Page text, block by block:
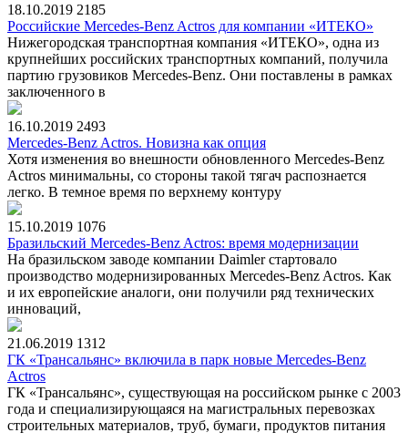
18.10.2019 2185
Российские Mercedes-Benz Actros для компании «ИТЕКО»
Нижегородская транспортная компания «ИТЕКО», одна из
крупнейших российских транспортных компаний, получила
партию грузовиков Mercedes-Benz. Они поставлены в рамках
заключенного в
16.10.2019 2493
Mercedes-Benz Actros. Новизна как опция
Хотя изменения во внешности обновленного Mercedes-Benz
Actros минимальны, со стороны такой тягач распознается
легко. В темное время по верхнему контуру
15.10.2019 1076
Бразильский Mercedes-Benz Actros: время модернизации
На бразильском заводе компании Daimler стартовало
производство модернизированных Mercedes-Benz Actros. Как
и их европейские аналоги, они получили ряд технических
инноваций,
21.06.2019 1312
ГК «Трансальянс» включила в парк новые Mercedes-Benz
Actros
ГК «Трансальянс», существующая на российском рынке с 2003
года и специализирующаяся на магистральных перевозках
строительных материалов, труб, бумаги, продуктов питания